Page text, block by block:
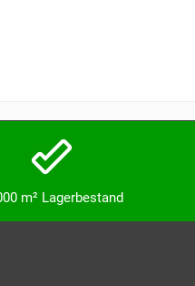
m² Lagerbestand